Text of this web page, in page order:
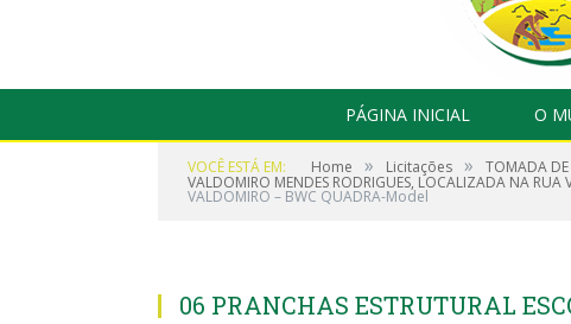
PÁGINA INICIAL O
VOCÊ ESTÁ EM: Home » Licitações » TOMADA DE
VALDOMIRO MENDES RODRIGUES, LOCALIZADA NA RUA
VALDOMIRO – BWC QUADRA-Model
06 PRANCHAS ESTRUTURAL